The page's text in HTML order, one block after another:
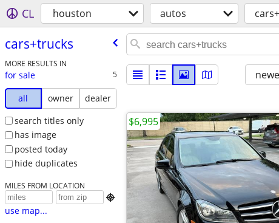
CL houston autos
cars+trucks
MORE RESULTS IN
for sale 5
all owner
dealer
search titles only
has image
posted today
hide duplicates
MILES FROM LOCATION

use map...
$6,995